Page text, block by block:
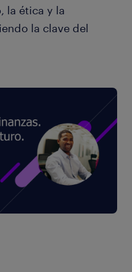
la ética y la
la clave del